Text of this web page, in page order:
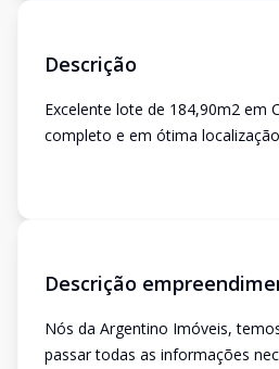
Descrição
Excelente lote de 184,90m2 em
completo e em ótima
Descrição
Nós da Argentino Imóveis,
passar todas as informações